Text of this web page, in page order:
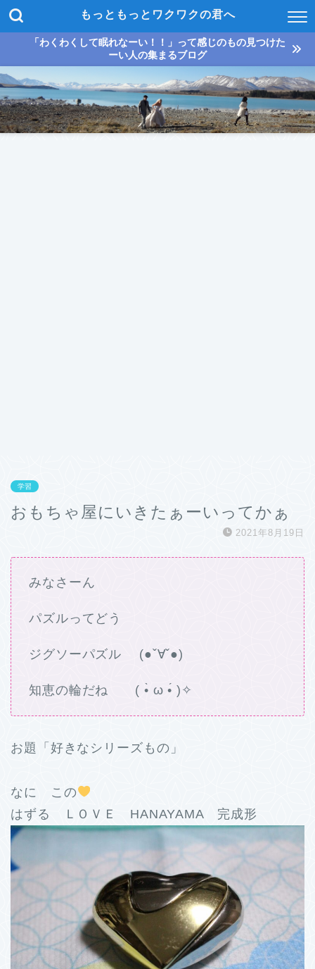
もっともっとワクワクの君へ
「わくわくして眠れなーい！！」って感じのもの見つけた
ーい人の集まるブログ
学習
おもちゃ屋にいきたぁーいってかぁ
2021年8月19日
みなさーん
パズルってどう
ジグソーパズル (●ˇ∀ˇ●)
知恵の輪だね ( •̀ ω •́ )✧
お題「好きなシリーズもの」
なに この
はずる ＬＯＶＥ HANAYAMA 完成形